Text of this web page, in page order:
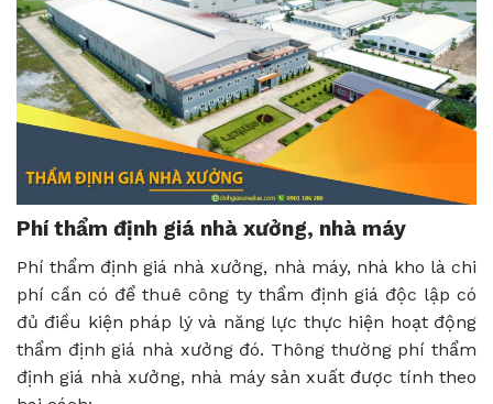
Phí thẩm định giá nhà xưởng, nhà máy
Phí thẩm định giá nhà xưởng, nhà máy, nhà kho là chi
phí cần có để thuê công ty thẩm định giá độc lập có
đủ điều kiện pháp lý và năng lực thực hiện hoạt động
thẩm định giá nhà xưởng đó. Thông thường phí thẩm
định giá nhà xưởng, nhà máy sản xuất được tính theo